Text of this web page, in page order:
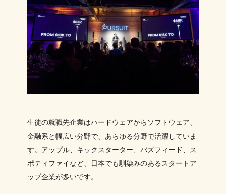
生徒の就職先企業はハードウェアからソフトウェア、
金融系と幅広い分野で、あらゆる分野で活躍していま
す。アップル、キックスターター、バズフィード、ス
ポティファイなど、日本でも馴染みのあるスタートア
ップ企業が多いです。